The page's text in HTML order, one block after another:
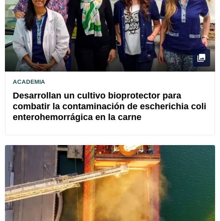
ACADEMIA
Desarrollan un cultivo bioprotector para
combatir la contaminación de escherichia coli
enterohemorrágica en la carne